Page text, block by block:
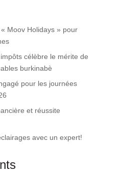
Moov Holidays » pour
célèbre le mérite de
burkinabè
pour les journées
et réussite
avec un expert!